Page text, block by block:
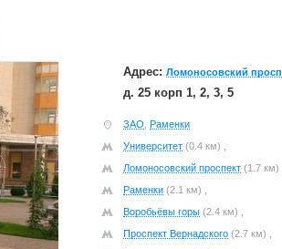
Адрес: Ломоносовский просп
д. 25 корп 1, 2, 3, 5
ЗАО Раменки
Университет (0.4 км) ,
Ломоносовский проспект (1.7 км) ,
Раменки (2.1 км) ,
Воробьёвы горы (2.4 км) ,
Проспект Вернадского (2.7 км) ,